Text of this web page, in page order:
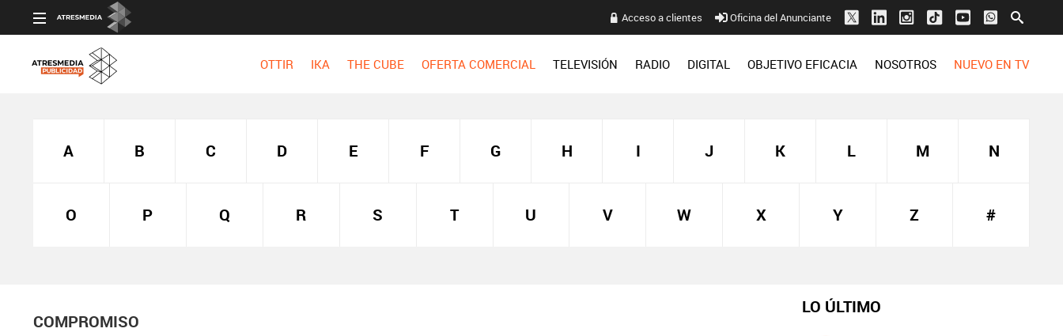
Acceso a clientes Oficina del Anunciante
OTTIR IKA THE CUBE OFERTA COMERCIAL TELEVISIÓN RADIO DIGITAL OBJETIVO EFICACIA NOSOTROS NUEVO EN TV
A B C D E F G H I J K L M N
O P Q R S T U V W X Y Z #
COMPROMISO
LO ÚLTIMO